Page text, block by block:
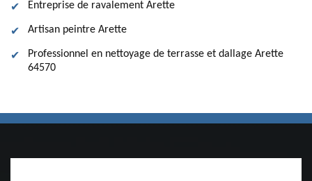
Entreprise de ravalement Arette
Artisan peintre Arette
Professionnel en nettoyage de terrasse et dallage Arette
64570